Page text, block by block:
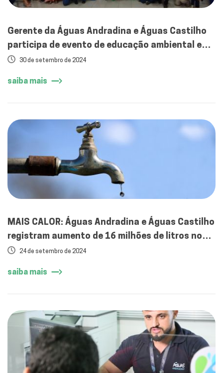
Gerente da Águas Andradina e Águas Castilho
participa de evento de educação ambiental em
Birigui
30 de setembro de 2024
saiba mais
MAIS CALOR: Águas Andradina e Águas Castilho
registram aumento de 16 milhões de litros no
consumo de água
24 de setembro de 2024
saiba mais